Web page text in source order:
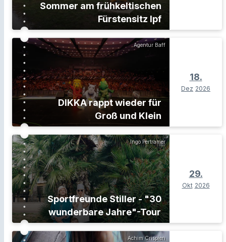
Sommer am frühkeltischen
Fürstensitz Ipf
Agentur Baff
DIKKA rappt wieder für
Groß und Klein
18.
Dez 2026
Ingo Pertramer
Sportfreunde Stiller - "30
wunderbare Jahre"-Tour
29.
Okt 2026
Achim Crispien